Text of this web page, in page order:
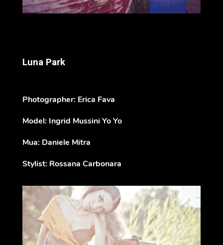
Luna Park
Photographer: Erica Fava
Model: Ingrid Mussini Yo Yo
Mua: Daniele Mitra
Stylist: Rossana Carbonara